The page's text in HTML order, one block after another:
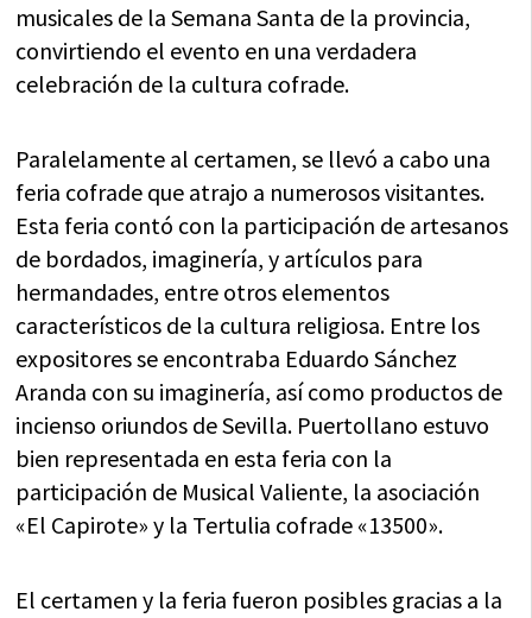
musicales de la Semana Santa de la provincia,
convirtiendo el evento en una verdadera
celebración de la cultura cofrade.
Paralelamente al certamen, se llevó a cabo una
feria cofrade que atrajo a numerosos visitantes.
Esta feria contó con la participación de artesanos
de bordados, imaginería, y artículos para
hermandades, entre otros elementos
característicos de la cultura religiosa. Entre los
expositores se encontraba Eduardo Sánchez
Aranda con su imaginería, así como productos de
incienso oriundos de Sevilla. Puertollano estuvo
bien representada en esta feria con la
participación de Musical Valiente, la asociación
«El Capirote» y la Tertulia cofrade «13500».
El certamen y la feria fueron posibles gracias a la